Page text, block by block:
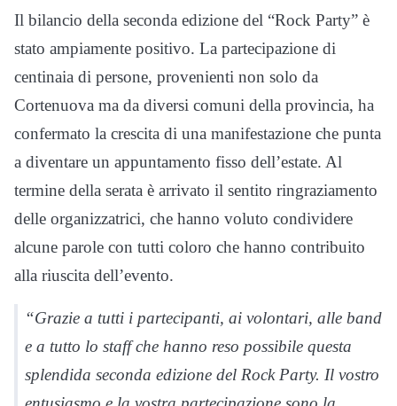
Il bilancio della seconda edizione del “Rock Party” è
stato ampiamente positivo. La partecipazione di
centinaia di persone, provenienti non solo da
Cortenuova ma da diversi comuni della provincia, ha
confermato la crescita di una manifestazione che punta
a diventare un appuntamento fisso dell’estate. Al
termine della serata è arrivato il sentito ringraziamento
delle organizzatrici, che hanno voluto condividere
alcune parole con tutti coloro che hanno contribuito
alla riuscita dell’evento.
“Grazie a tutti i partecipanti, ai volontari, alle band
e a tutto lo staff che hanno reso possibile questa
splendida seconda edizione del Rock Party. Il vostro